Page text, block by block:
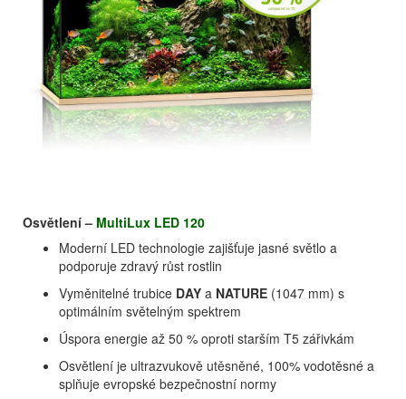
Osvětlení – MultiLux LED 120
Moderní LED technologie zajišťuje jasné světlo a
podporuje zdravý růst rostlin
Vyměnitelné trubice DAY a NATURE (1047 mm) s
optimálním světelným spektrem
Úspora energie až 50 % oproti starším T5 zářivkám
Osvětlení je ultrazvukově utěsněné, 100% vodotěsné a
splňuje evropské bezpečnostní normy